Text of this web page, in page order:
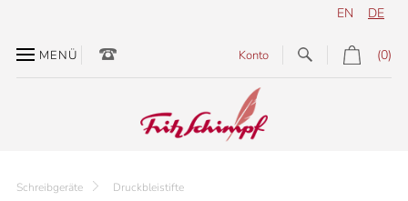
DE
EN
MENÜ (0)
Konto
Schreibgeräte Druckbleistifte